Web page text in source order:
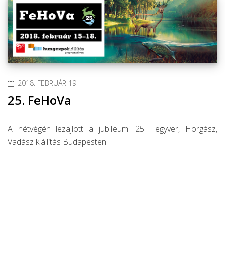
2018. FEBRUÁR 19
25. FeHoVa
A hétvégén lezajlott a jubileumi 25. Fegyver, Horgász,
Vadász kiállítás Budapesten.